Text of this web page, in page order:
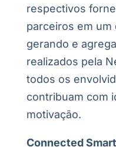
respectivos
parceiros em
gerando e
realizados pela
todos os
contribuam com
motivação.
Connected